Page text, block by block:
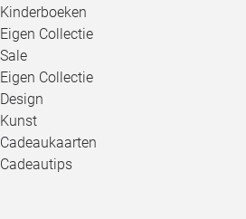
Kinderboeken
Eigen Collectie
Sale
Eigen Collectie
Design
Kunst
Cadeaukaarten
Cadeautips